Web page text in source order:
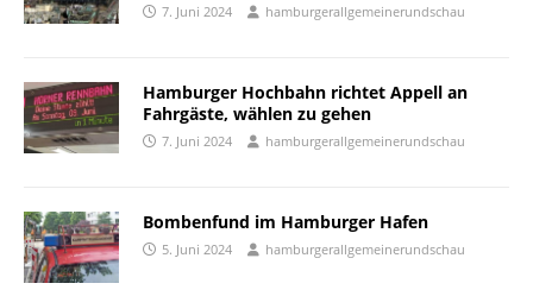
7. Juni 2024 hamburgerallgemeinerundschau
Hamburger Hochbahn richtet Appell an
Fahrgäste, wählen zu gehen
7. Juni 2024 hamburgerallgemeinerundschau
Bombenfund im Hamburger Hafen
5. Juni 2024 hamburgerallgemeinerundschau